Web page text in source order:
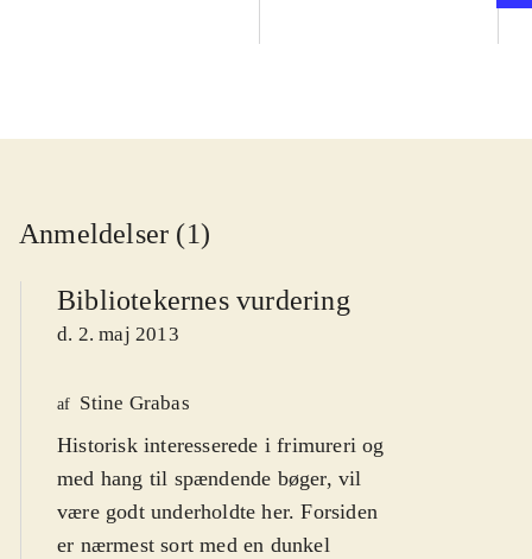
Anmeldelser (1)
Bibliotekernes vurdering
d. 2. maj 2013
af Stine Grabas
Historisk interesserede i frimureri og
med hang til spændende bøger, vil
være godt underholdte her. Forsiden
er nærmest sort med en dunkel